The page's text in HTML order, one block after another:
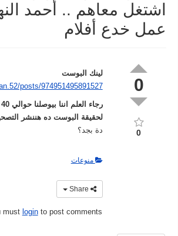
اشتغل معاهم .. أحمد
عمل خدع أفلام
0
0
لينك البوست
posts/974951495891527
لحقيقة البوست ده هننشر
دة بجد؟
منوعات
must loginto post comments